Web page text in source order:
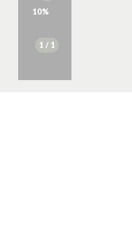
10%
1 / 1